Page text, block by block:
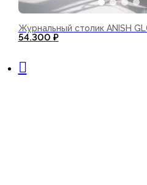
Журнальный столик ANISH
54.300 ₽